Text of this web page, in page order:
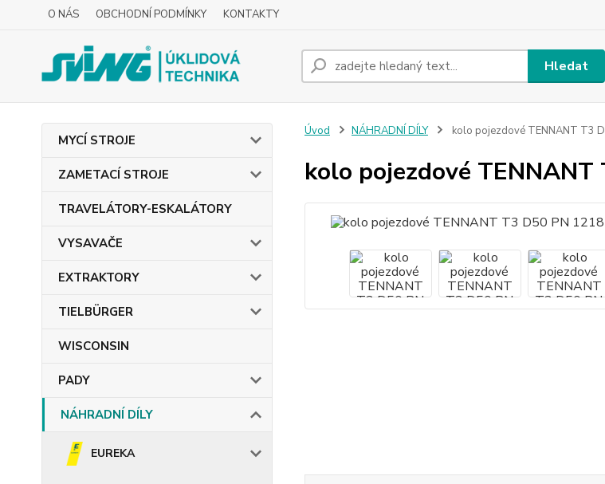
O NÁS OBCHODNÍ PODMÍNKY KONTAKTY
Hledat
MYCÍ STROJE
ZAMETACÍ STROJE
TRAVELÁTORY-ESKALÁTORY
VYSAVAČE
EXTRAKTORY
TIELBÜRGER
WISCONSIN
PADY
NÁHRADNÍ DÍLY
EUREKA
Úvod NÁHRADNÍ DÍLY kolo pojezdové TENNANT T3
kolo pojezdové